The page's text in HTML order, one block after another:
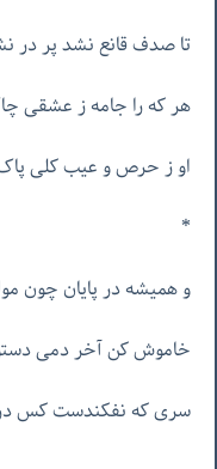
تا صدف قانع نشد پر در
هر که را جامه ز عشقی
او ز حرص و عیب کلی
*
و همیشه در پایان چون
خاموش کن آخر دمی
سری که نفکندست کس